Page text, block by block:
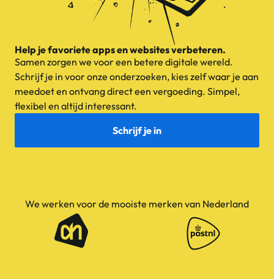
Help je favoriete apps en websites verbeteren.
Samen zorgen we voor een betere digitale wereld.
Schrijf je in voor onze onderzoeken, kies zelf waar je aan
meedoet en ontvang direct een vergoeding. Simpel,
flexibel en altijd interessant.
Schrijf je in
We werken voor de mooiste merken van Nederland